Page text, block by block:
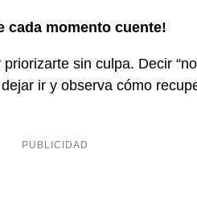
cada momento cuente!
sin culpa. Decir
ir y observa cómo